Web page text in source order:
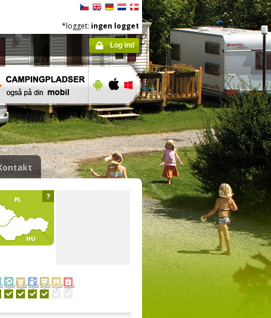
*logget: ingen logget
Log ind
?